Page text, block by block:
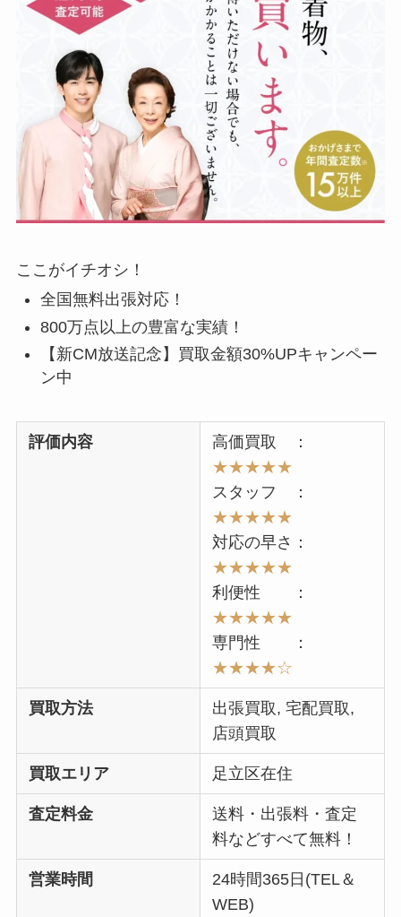
ここがイチオシ！
全国無料出張対応！
800万点以上の豊富な実績！
【新CM放送記念】買取金額30%UPキャンペー
ン中
評価内容
高価買取 ：
★★★★★
スタッフ ：
★★★★★
対応の早さ：
★★★★★
利便性 ：
★★★★★
専門性 ：
★★★★☆
買取方法
出張買取, 宅配買取,
店頭買取
買取エリア 足立区在住
査定料金
送料・出張料・査定
料などすべて無料！
営業時間
24時間365日(TEL＆
WEB)